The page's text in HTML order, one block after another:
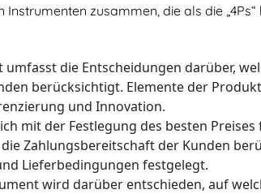
zusammen, die als die
umfasst die Entscheidungen darüber,
berücksichtigt. Elemente der
und Innovation.
mit der Festlegung des besten
Zahlungsbereitschaft der Kunden
Lieferbedingungen festgelegt.
wird darüber entschieden, auf